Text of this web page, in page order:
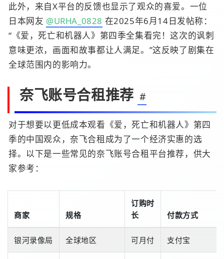
此外，来自X平台的反馈也显示了观众的喜爱。一位
日本网友 @URHA_0828 在2025年6月14日发帖称：
“《爱，死亡和机器人》第四季全集看完！这次的讽刺
意味更浓，画面和故事都让人满足。”这反映了剧集在
全球范围内的影响力。
奈飞账号合租推荐 #
对于想要以更低成本观看《爱，死亡和机器人》第四
季的中国观众，奈飞合租成为了一个经济实惠的选
择。以下是一些常见的奈飞账号合租平台推荐，供大
家参考：
商家 规格
订购时
长
付款方式
银河录像局 全球地区 可月付 支付宝